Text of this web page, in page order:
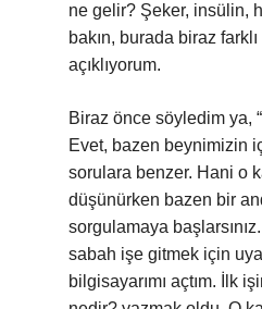
ne gelir? Şeker, insülin,
bakın, burada biraz farklı
açıklıyorum.
Biraz önce söyledim ya,
Evet, bazen beynimizin
sorulara benzer. Hani o
düşünürken bazen bir
sorgulamaya
sabah işe gitmek için
bilgisayarımı açtım. İlk